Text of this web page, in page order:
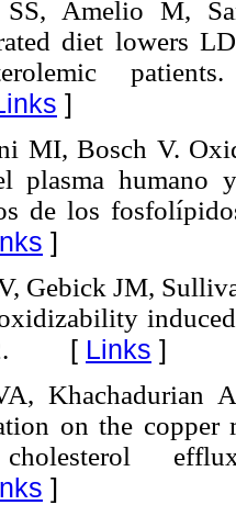
SS, Amelio M,
diet lowers
]
MI, Bosch V.
plasma
de los
]
Gebick JM,
[ Links ]
Khachadurian
on the
]